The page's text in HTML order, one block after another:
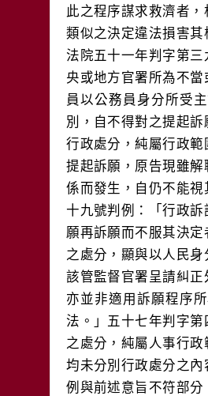
此之程序謀求救濟者
類似之決定違法損害
法院五十一年判字第
央或地方官署所為不
員以公務員身分所受
別，自不得對之提起
行政處分，純屬行政
提起訴願，原告現雖
係而發生，自仍不能
十九號判例：「行政
願再訴願而不服其決
之處分，顯與以人民
該管監督官署呈請糾正
亦並非適用訴願程序
法。」五十七年判字
之處分，純屬人事行政
均未分別行政處分之
例與前述意旨不符部